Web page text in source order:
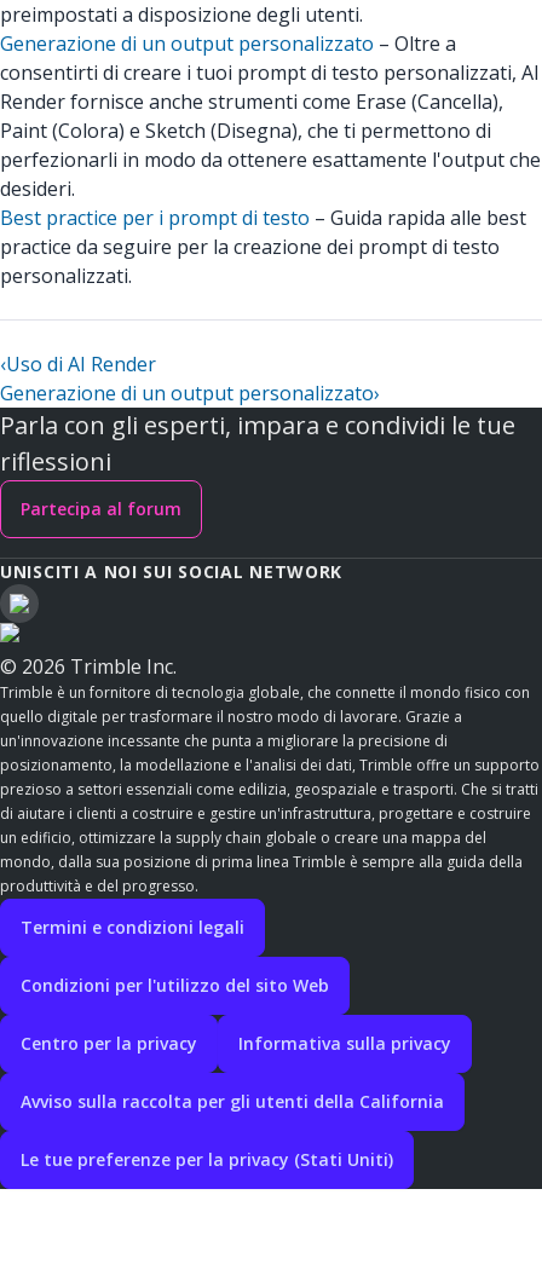
preimpostati a disposizione degli utenti.
Generazione di un output personalizzato – Oltre a
consentirti di creare i tuoi prompt di testo personalizzati, AI
Render fornisce anche strumenti come Erase (Cancella),
Paint (Colora) e Sketch (Disegna), che ti permettono di
perfezionarli in modo da ottenere esattamente l'output che
desideri.
Best practice per i prompt di testo – Guida rapida alle best
practice da seguire per la creazione dei prompt di testo
personalizzati.
‹Uso di AI Render
Generazione di un output personalizzato›
Parla con gli esperti, impara e condividi le tue
riflessioni
Partecipa al forum
UNISCITI A NOI SUI SOCIAL NETWORK
© 2026 Trimble Inc.
Trimble è un fornitore di tecnologia globale, che connette il mondo fisico con
quello digitale per trasformare il nostro modo di lavorare. Grazie a
un'innovazione incessante che punta a migliorare la precisione di
posizionamento, la modellazione e l'analisi dei dati, Trimble offre un supporto
prezioso a settori essenziali come edilizia, geospaziale e trasporti. Che si tratti
di aiutare i clienti a costruire e gestire un'infrastruttura, progettare e costruire
un edificio, ottimizzare la supply chain globale o creare una mappa del
mondo, dalla sua posizione di prima linea Trimble è sempre alla guida della
produttività e del progresso.
Termini e condizioni legali
Condizioni per l'utilizzo del sito Web
Centro per la privacy Informativa sulla privacy
Avviso sulla raccolta per gli utenti della California
Le tue preferenze per la privacy (Stati Uniti)